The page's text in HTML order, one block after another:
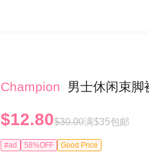
Champion 男士休闲束脚
$12.80$30.00满$35包邮
#ad 58%OFF Good Price